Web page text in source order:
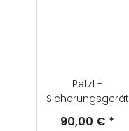
Petzl -
Sicherungsgerät
"NEOX®"
90,00 € *